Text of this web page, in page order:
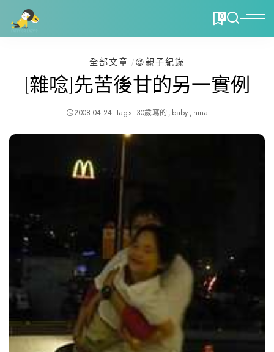
0
全部文章 😌親子紀錄
[雜唸]先苦後甘的另一實例
2008-04-24 Tags: 30歲寫的 baby nina